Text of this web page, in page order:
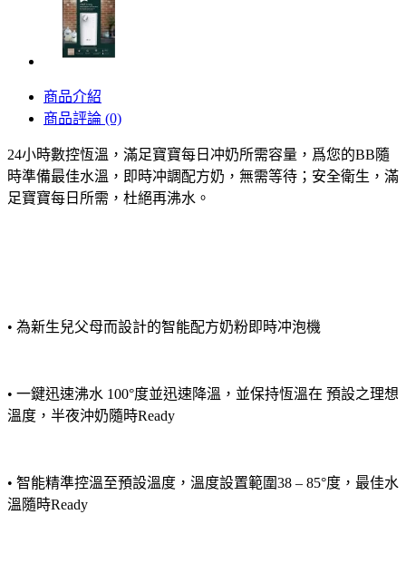
商品介紹
商品評論 (0)
24小時數控恆溫，滿足寶寶每日冲奶所需容量，爲您的BB隨
時準備最佳水溫，即時冲調配方奶，無需等待；安全衛生，滿
足寶寶每日所需，杜絕再沸水。
• 為新生兒父母而設計的智能配方奶粉即時冲泡機
• 一鍵迅速沸水 100°度並迅速降溫，並保持恆溫在 預設之理想
溫度，半夜沖奶隨時Ready
• 智能精準控溫至預設溫度，溫度設置範圍38 – 85°度，最佳水
溫隨時Ready